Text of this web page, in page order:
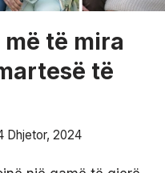
më të mira
të
Dhjetor, 2024